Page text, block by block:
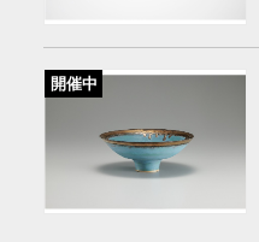
開催中